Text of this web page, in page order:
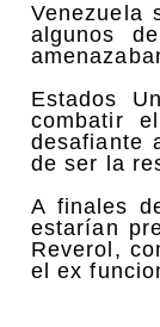
Venezuela
algunos
Estados
combatir
desafiante
de ser la
A finales
estarían
Reverol,
el ex